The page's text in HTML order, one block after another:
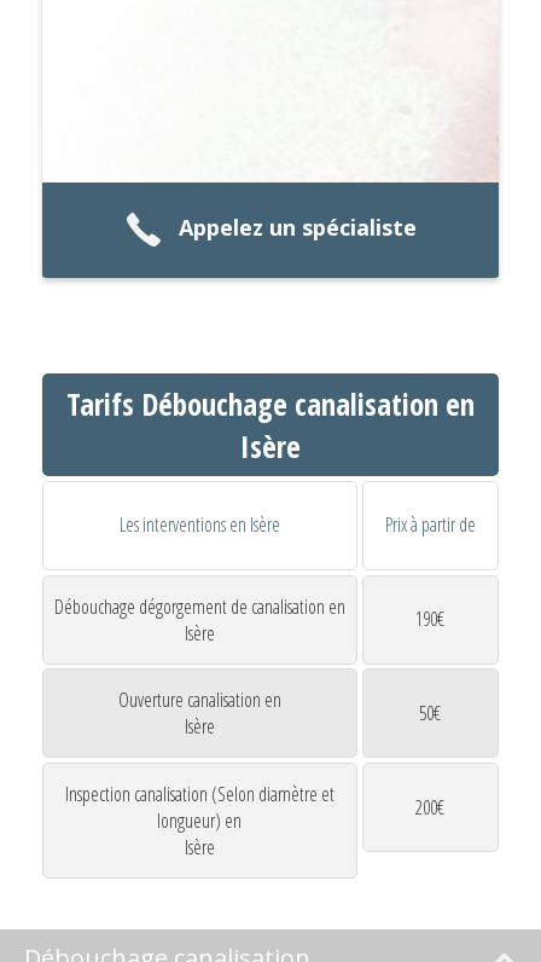
Appelez un spécialiste
Tarifs Débouchage canalisation en
Isère
Les interventions en Isère Prix à partir de
Débouchage dégorgement de canalisation en
Isère
190€
Ouverture canalisation en
Isère
50€
Inspection canalisation (Selon diamètre et
longueur) en
Isère
200€